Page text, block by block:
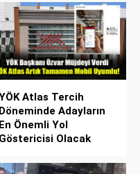
Atlas Tercih
Döneminde Adayların
En Önemli Yol
Göstericisi Olacak